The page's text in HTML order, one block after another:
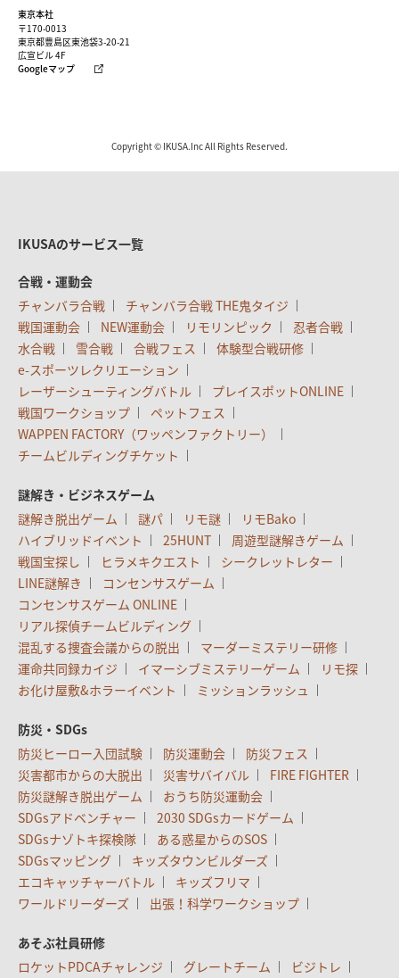
東京本社
〒170-0013
東京都豊島区東池袋3-20-21
広宣ビル 4F
Googleマップ
Copyright © IKUSA.Inc All Rights Reserved.
IKUSAのサービス一覧
合戦・運動会
チャンバラ合戦
チャンバラ合戦 THE鬼タイジ
戦国運動会
NEW運動会 リモリンピック
忍者合戦
水合戦
雪合戦 合戦フェス
体験型合戦研修
e-スポーツレクリエーション
レーザーシューティングバトル
プレイスポットONLINE
戦国ワークショップ
ペットフェス
WAPPEN FACTORY（ワッペンファクトリー）
チームビルディングチケット
謎解き・ビジネスゲーム
謎解き脱出ゲーム
謎パ リモ謎
リモBako
ハイブリッドイベント
25HUNT
周遊型謎解きゲーム
戦国宝探し
ヒラメキクエスト
シークレットレター
LINE謎解き
コンセンサスゲーム
コンセンサスゲーム ONLINE
リアル探偵チームビルディング
混乱する捜査会議からの脱出
マーダーミステリー研修
運命共同録カイジ
イマーシブミステリーゲーム
リモ探
お化け屋敷&ホラーイベント
ミッションラッシュ
防災・SDGs
防災ヒーロー入団試験
防災運動会
防災フェス
災害都市からの大脱出
災害サバイバル
FIRE FIGHTER
防災謎解き脱出ゲーム
おうち防災運動会
SDGsアドベンチャー
2030 SDGsカードゲーム
SDGsナゾトキ探検隊
ある惑星からのSOS
SDGsマッピング
キッズタウンビルダーズ
エコキャッチャーバトル
キッズフリマ
ワールドリーダーズ
出張！科学ワークショップ
あそぶ社員研修
ロケットPDCAチャレンジ
グレートチーム ビジトレ